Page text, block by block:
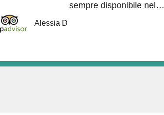
sempre disponibile nel…
Alessia D